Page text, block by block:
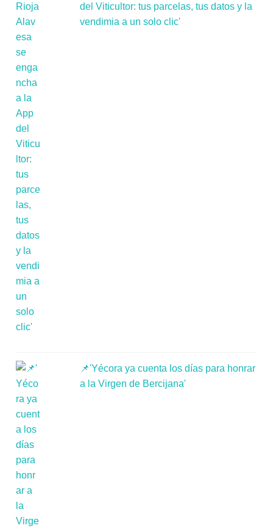
del Viticultor: tus parcelas, tus datos y la
vendimia a un solo clic'
📌'Yécora ya cuenta los días para honrar
a la Virgen de Bercijana'